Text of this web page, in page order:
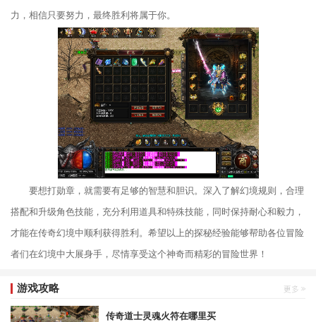
力，相信只要努力，最终胜利将属于你。
要想打勋章，就需要有足够的智慧和胆识。深入了解幻境规则，合理
搭配和升级角色技能，充分利用道具和特殊技能，同时保持耐心和毅力，
才能在传奇幻境中顺利获得胜利。希望以上的探秘经验能够帮助各位冒险
者们在幻境中大展身手，尽情享受这个神奇而精彩的冒险世界！
游戏攻略
传奇道士灵魂火符在哪里买